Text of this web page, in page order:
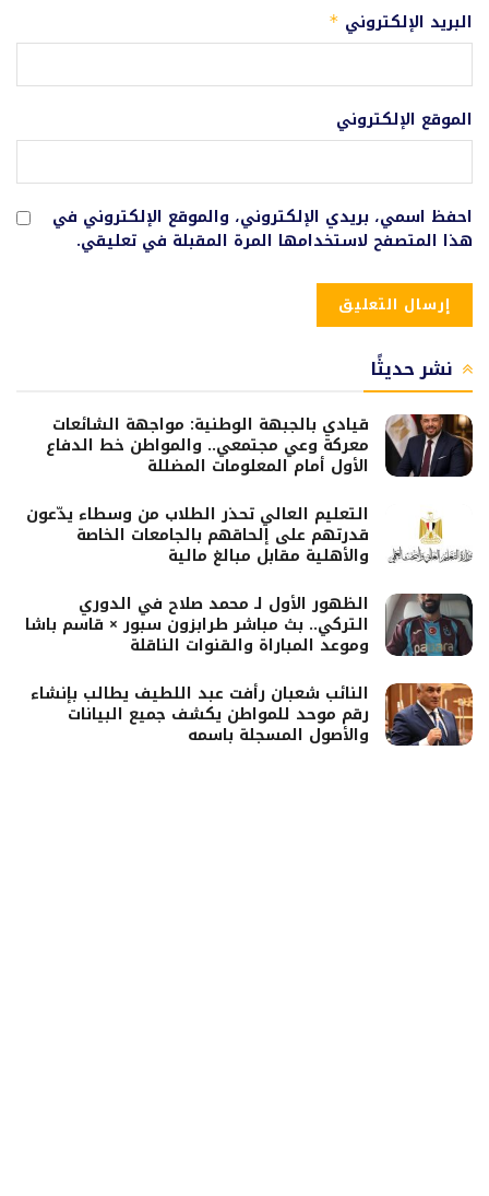
البريد الإلكتروني *
الموقع الإلكتروني
احفظ اسمي، بريدي الإلكتروني، والموقع الإلكتروني في
هذا المتصفح لاستخدامها المرة المقبلة في تعليقي.
نشر حديثًا
قيادي بالجبهة الوطنية: مواجهة الشائعات
معركة وعي مجتمعي.. والمواطن خط الدفاع
الأول أمام المعلومات المضللة
التعليم العالي تحذر الطلاب من وسطاء يدّعون
قدرتهم على إلحاقهم بالجامعات الخاصة
والأهلية مقابل مبالغ مالية
الظهور الأول لـ محمد صلاح في الدوري
التركي.. بث مباشر طرابزون سبور × قاسم باشا
وموعد المباراة والقنوات الناقلة
النائب شعبان رأفت عبد اللطيف يطالب بإنشاء
رقم موحد للمواطن يكشف جميع البيانات
والأصول المسجلة باسمه